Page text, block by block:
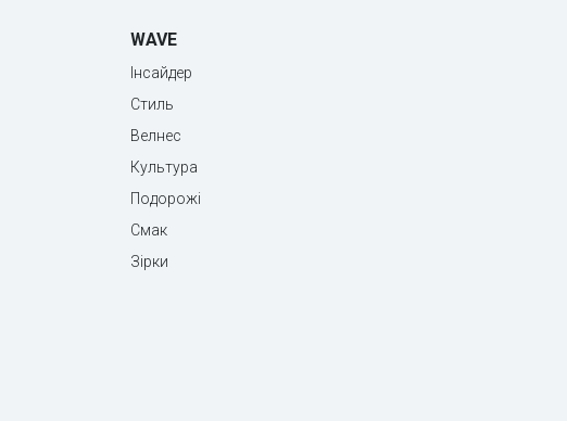
WAVE
Інсайдер
Стиль
Велнес
Культура
Подорожі
Смак
Зірки